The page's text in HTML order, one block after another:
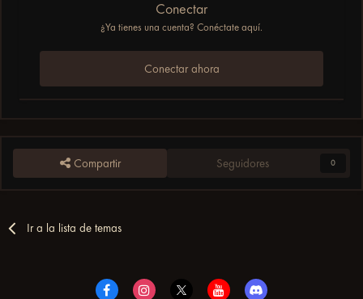
Conectar
¿Ya tienes una cuenta? Conéctate aquí.
Conectar ahora
Compartir Seguidores 0
Ir a la lista de temas